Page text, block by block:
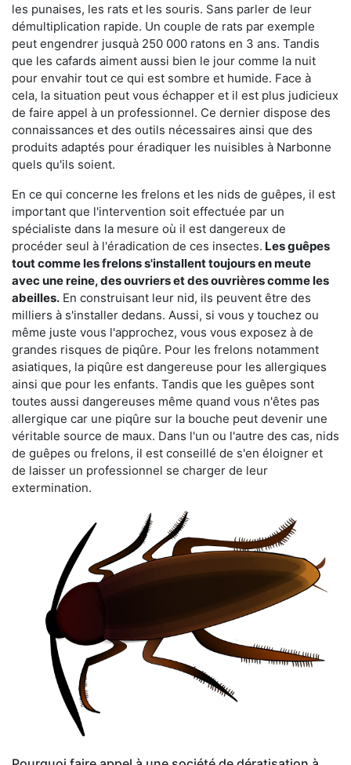
les punaises, les rats et les souris. Sans parler de leur
démultiplication rapide. Un couple de rats par exemple
peut engendrer jusquà 250 000 ratons en 3 ans. Tandis
que les cafards aiment aussi bien le jour comme la nuit
pour envahir tout ce qui est sombre et humide. Face à
cela, la situation peut vous échapper et il est plus judicieux
de faire appel à un professionnel. Ce dernier dispose des
connaissances et des outils nécessaires ainsi que des
produits adaptés pour éradiquer les nuisibles à Narbonne
quels qu'ils soient.
En ce qui concerne les frelons et les nids de guêpes, il est
important que l'intervention soit effectuée par un
spécialiste dans la mesure où il est dangereux de
procéder seul à l'éradication de ces insectes. Les guêpes
tout comme les frelons s'installent toujours en meute
avec une reine, des ouvriers et des ouvrières comme les
abeilles. En construisant leur nid, ils peuvent être des
milliers à s'installer dedans. Aussi, si vous y touchez ou
même juste vous l'approchez, vous vous exposez à de
grandes risques de piqûre. Pour les frelons notamment
asiatiques, la piqûre est dangereuse pour les allergiques
ainsi que pour les enfants. Tandis que les guêpes sont
toutes aussi dangereuses même quand vous n'êtes pas
allergique car une piqûre sur la bouche peut devenir une
véritable source de maux. Dans l'un ou l'autre des cas, nids
de guêpes ou frelons, il est conseillé de s'en éloigner et
de laisser un professionnel se charger de leur
extermination.